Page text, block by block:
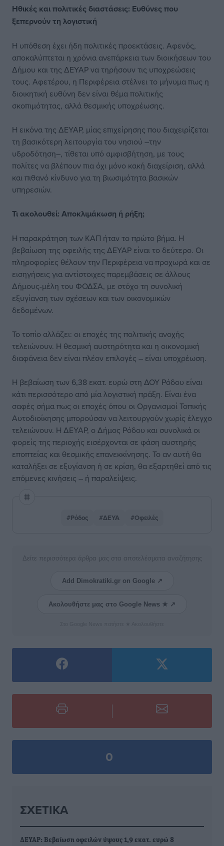
Ηθικές και πολιτικές διαστάσεις: Ευθύνες που
ξεπερνούν τη λογιστική
Η υπόθεση έχει ήδη πολιτικές προεκτάσεις. Αφενός,
αποκαλύπτεται η χρόνια ανεπάρκεια των διοικήσεων του
Δήμου και της ΔΕΥΑΡ να τηρήσουν τις υποχρεώσεις
τους. Αφετέρου, η Περιφέρεια στέλνει το μήνυμα πως η
διοικητική ευθύνη δεν είναι θέμα πολιτικής
σκοπιμότητας, αλλά θεσμικής υποχρέωσης.
Η εικόνα της ΔΕΥΑΡ, μίας επιχείρησης που διαχειρίζεται
τη βασικότερη λειτουργία του νησιού –την
υδροδότηση–, τίθεται υπό αμφισβήτηση, με τους
πολίτες να βλέπουν πια όχι μόνο κακή διαχείριση, αλλά
και πιθανό κίνδυνο για τη βιωσιμότητα βασικών
υπηρεσιών.
Τι ακολουθεί: Αποκλιμάκωση ή ρήξη;
Η παρακράτηση των ΚΑΠ ήταν το πρώτο βήμα. Η
βεβαίωση της οφειλής της ΔΕΥΑΡ είναι το δεύτερο. Οι
πληροφορίες θέλουν την Περιφέρεια να προχωρά και σε
εισηγήσεις για αντίστοιχες παρεμβάσεις σε άλλους
Δήμους-μέλη του ΦΟΔΣΑ, με στόχο τη συνολική
εξυγίανση των σχέσεων και των οικονομικών
δεδομένων.
Το τοπίο αλλάζει: οι εποχές της πολιτικής ανοχής
τελειώνουν. Η θεσμική αυστηρότητα και η οικονομική
διαφάνεια δεν είναι πλέον επιλογές – είναι υποχρέωση.
Η βεβαίωση των 6,38 εκατ. ευρώ στη ΔΟΥ Ρόδου είναι
κάτι περισσότερο από μία λογιστική πράξη. Είναι ένα
σαφές σήμα πως οι εποχές όπου οι Οργανισμοί Τοπικής
Αυτοδιοίκησης μπορούσαν να λειτουργούν χωρίς έλεγχο
τελειώνουν. Η ΔΕΥΑΡ, ο Δήμος Ρόδου και συνολικά οι
φορείς της περιοχής εισέρχονται σε φάση αυστηρής
εποπτείας και θεσμικής επανεκκίνησης. Το αν αυτή θα
καταλήξει σε εξυγίανση ή σε κρίση, θα εξαρτηθεί από τις
επόμενες κινήσεις – ή παραλείψεις.
#Ρόδος #ΔΕΥΑ #Οφειλές
Δείτε περισσότερα άρθρα μας στα αποτελέσματα αναζήτησης
Add Dimokratiki.gr on Google ↗
Ακολουθήστε μας στο Google News ★ ↗
0
ΣΧΕΤΙΚΆ
ΔΕΥΑΡ: Βεβαίωση οφειλών ύψους 1,9 εκατ. ευρώ 8